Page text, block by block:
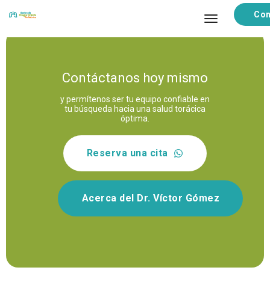
toggle
Contáctanos hoy mismo
y permítenos ser tu equipo confiable en
tu búsqueda hacia una salud torácica
óptima.
Reserva una cita
Acerca del Dr. Víctor Gómez